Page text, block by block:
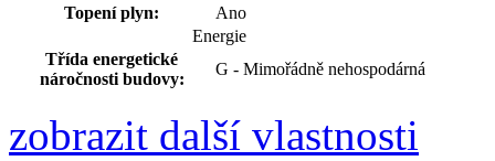
Topení plyn:
Ano
Energie
Třída energetické
náročnosti budovy:
G - Mimořádně nehospodárná
zobrazit další vlastnosti